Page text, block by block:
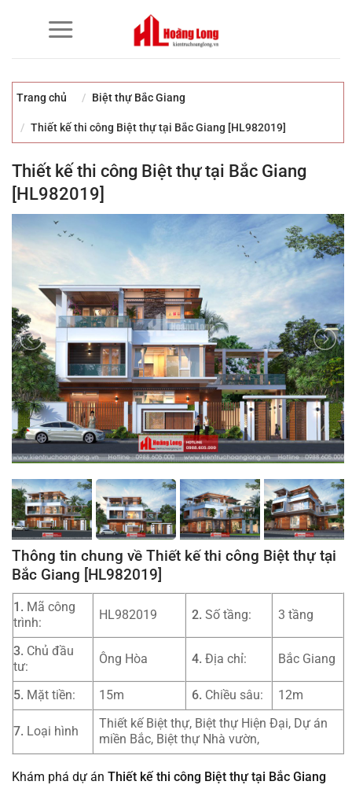
Trang chủ Biệt thự Bắc Giang
Thiết kế thi công Biệt thự tại Bắc Giang [HL982019]
Thiết kế thi công Biệt thự tại Bắc Giang
[HL982019]
Thông tin chung về Thiết kế thi công Biệt thự tại
Bắc Giang [HL982019]
1. Mã công
trình:
HL982019 2. Số tầng: 3 tầng
3. Chủ đầu
tư:
Ông Hòa 4. Địa chỉ: Bắc Giang
5. Mặt tiền: 15m 6. Chiều sâu: 12m
7. Loại hình
Thiết kế Biệt thự, Biệt thự Hiện Đại, Dự án
miền Bắc, Biệt thự Nhà vườn,
Khám phá dự án Thiết kế thi công Biệt thự tại Bắc Giang